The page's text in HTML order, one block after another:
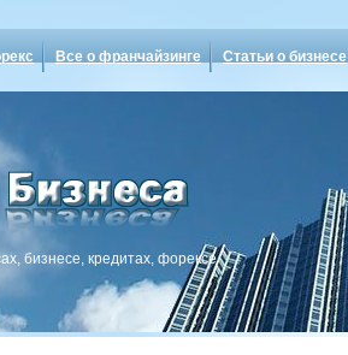
Все о франчайзинге
Статьи о бизнесе
бизнесе, кредитах, форексе